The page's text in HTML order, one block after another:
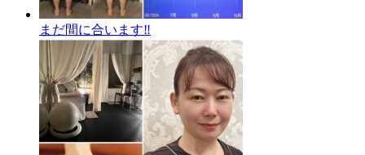
まだ間に合います‼️